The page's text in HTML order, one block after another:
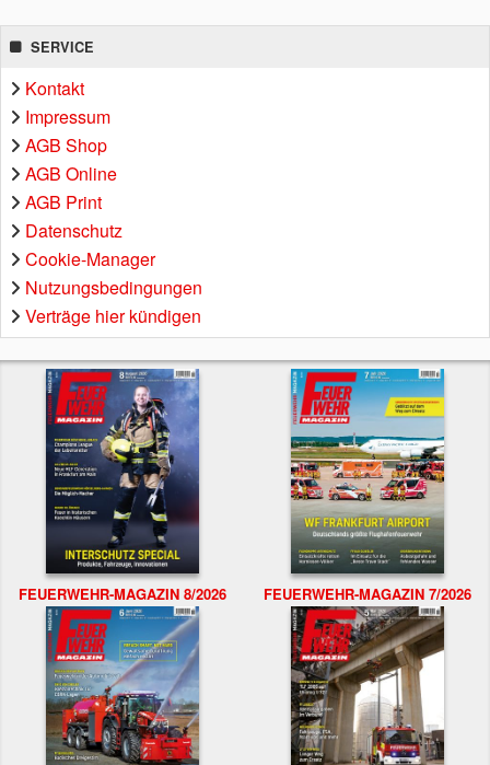
SERVICE
Kontakt
Impressum
AGB Shop
AGB Online
AGB Print
Datenschutz
Cookie-Manager
Nutzungsbedingungen
Verträge hier kündigen
FEUERWEHR-MAGAZIN 8/2026 FEUERWEHR-MAGAZIN 7/2026